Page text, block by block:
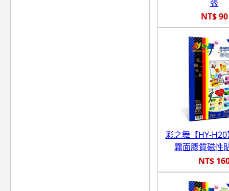
張
NT$ 90
彩之舞【HY-
霧面膠質磁性
NT$